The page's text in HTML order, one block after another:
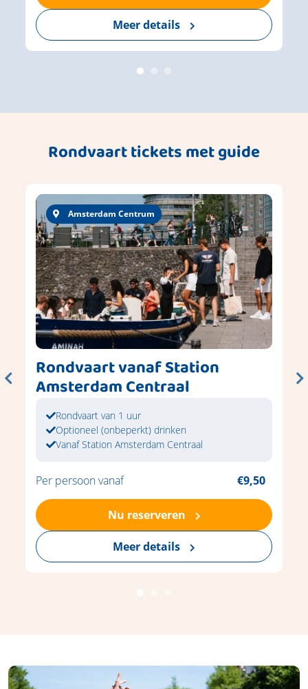
Meer details
Rondvaart tickets met guide
Amsterdam Centrum
Rondvaart vanaf Station
Amsterdam Centraal
Rondvaart van 1 uur
Optioneel (onbeperkt) drinken
Vanaf Station Amsterdam Centraal
Per persoon vanaf €9,50
Nu reserveren
Meer details